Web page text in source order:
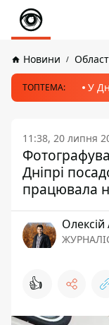
Новини
ТОПТЕМА: У
11:38, 20 липня
Дніпрі
працювала
👍